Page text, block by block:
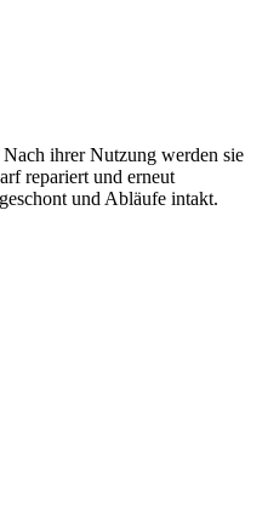
ihrer Nutzung werden sie
repariert und erneut
und Abläufe intakt.